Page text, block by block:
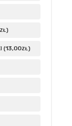
ZŁ)
(13,00ZŁ)